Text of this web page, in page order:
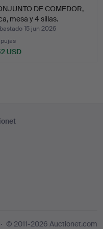
DE COMEDOR,
mesa y 4 sillas.
15 jun 2026
USD
© 2011-2026 Auctionet.com